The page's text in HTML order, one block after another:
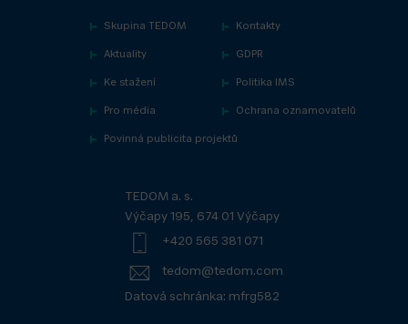
Skupina TEDOM Kontakty
Aktuality GDPR
Ke stažení Politika IMS
Pro média Ochrana oznamovatelů
Povinná publicita projektů
TEDOM a. s.
Výčapy 195, 674 01 Výčapy
+420 565 381 071
tedom@tedom.com
Datová schránka: mfrg582